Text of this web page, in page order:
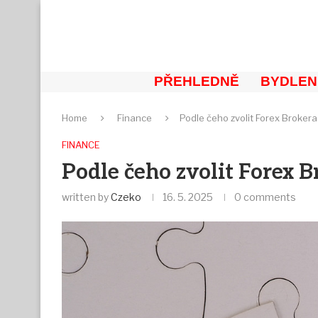
PŘEHLEDNĚ
Home Finance Podle čeho zvolit Forex
FINANCE
Podle čeho zvolit Forex
written byCzeko 16. 5. 2025 0 comments